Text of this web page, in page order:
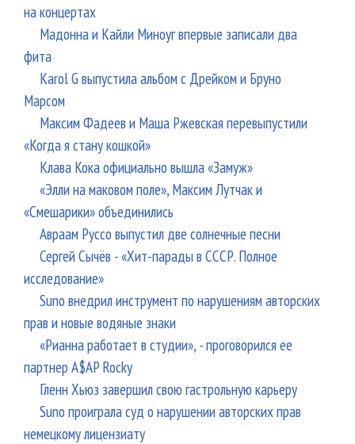
на концертах
Мадонна и Кайли Миноуг впервые записали два
фита
Karol G выпустила альбом с Дрейком и Бруно
Марсом
Максим Фадеев и Маша Ржевская перевыпустили
«Когда я стану кошкой»
Клава Кока официально вышла «Замуж»
«Элли на маковом поле», Максим Лутчак и
«Смешарики» объединились
Авраам Руссо выпустил две солнечные песни
Сергей Сычёв - «Хит-парады в СССР. Полное
исследование»
Suno внедрил инструмент по нарушениям авторских
прав и новые водяные знаки
«Рианна работает в студии», - проговорился ее
партнер A$AP Rocky
Гленн Хьюз завершил свою гастрольную карьеру
Suno проиграла суд о нарушении авторских прав
немецкому лицензиату